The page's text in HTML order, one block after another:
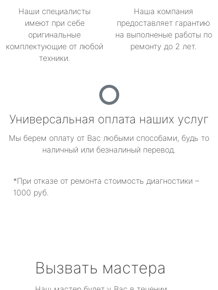
Наши специалисты
имеют при себе
оригинальные
комплектующие от любой
техники.
Наша компания
предоставляет гарантию
на выполненые работы по
ремонту до 2 лет.
Универсальная оплата наших услуг
Мы берем оплату от Вас любыми способами, будь то
наличный или безналиный перевод.
*При отказе от ремонта стоимость диагностики –
1000 руб.
Вызвать мастера